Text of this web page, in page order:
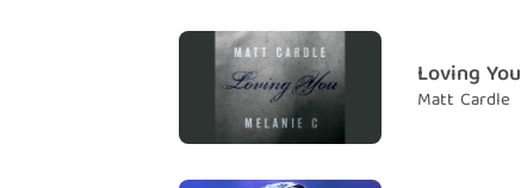
Forever and a day
mãi mãi và hôm nay
Baby I will kiss you but I have to say
Em yêu, anh sẽ hôn em nhưng anh phải nói rằng
Loving You
Matt Cardle